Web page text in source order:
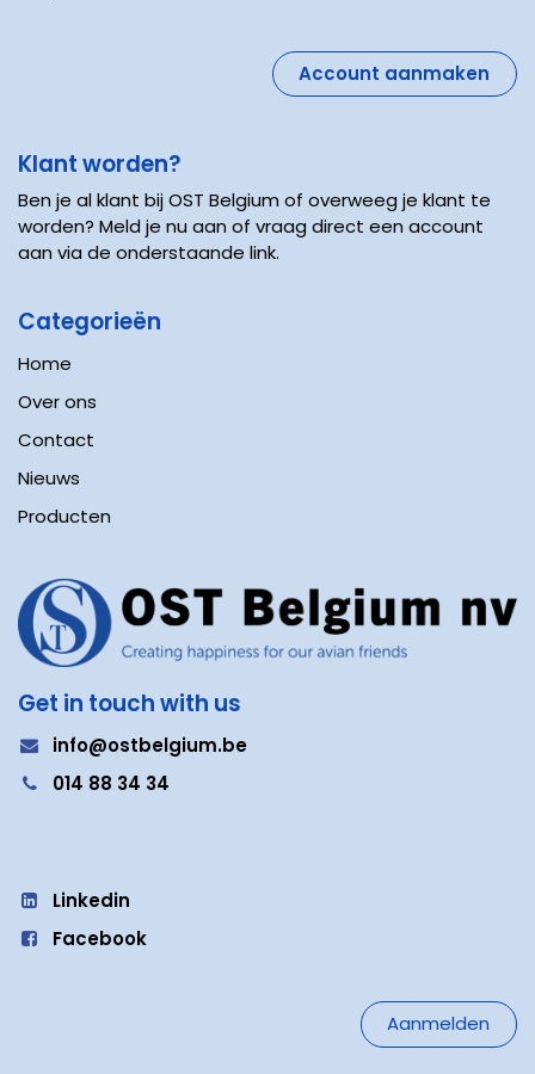
Account aanmaken
Klant worden?
Ben je al klant bij OST Belgium of overweeg je klant te
worden? Meld je nu aan of vraag direct een account
aan via de onderstaande link.
Categorieën
Home
Over ons
Contact
Nieuws
Producten
Get in touch with us
info@ostbelgium.be
014 88 34 34
Linkedin
Facebook
Aanmelden